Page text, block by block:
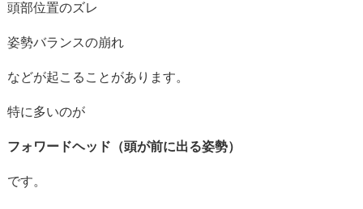
頭部位置のズレ
姿勢バランスの崩れ
などが起こる こと があり ます。
特に多いのが
フォワードヘッド（頭が前に出る姿勢）
です。